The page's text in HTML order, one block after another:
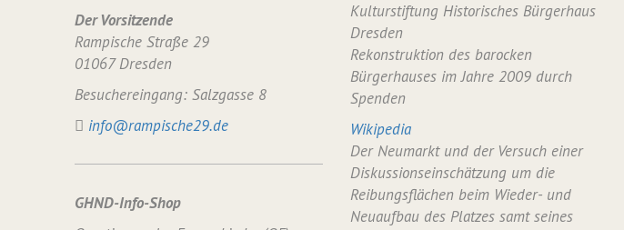
Der Vorsitzende
Rampische Straße 29
01067 Dresden
Besuchereingang: Salzgasse 8
info@rampische29.de
GHND-Info-Shop
Kulturstiftung Historisches Bürgerhaus
Dresden
Rekonstruktion des barocken
Bürgerhauses im Jahre 2009 durch
Spenden
Wikipedia
Der Neumarkt und der Versuch einer
Diskussionseinschätzung um die
Reibungsflächen beim Wieder- und
Neuaufbau des Platzes samt seines